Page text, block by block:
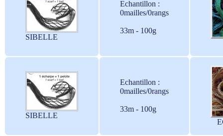
SIBELLE
Echantillon :
0mailles/0rangs
33m - 100g
SIBELLE
Echantillon :
0mailles/0rangs
33m - 100g